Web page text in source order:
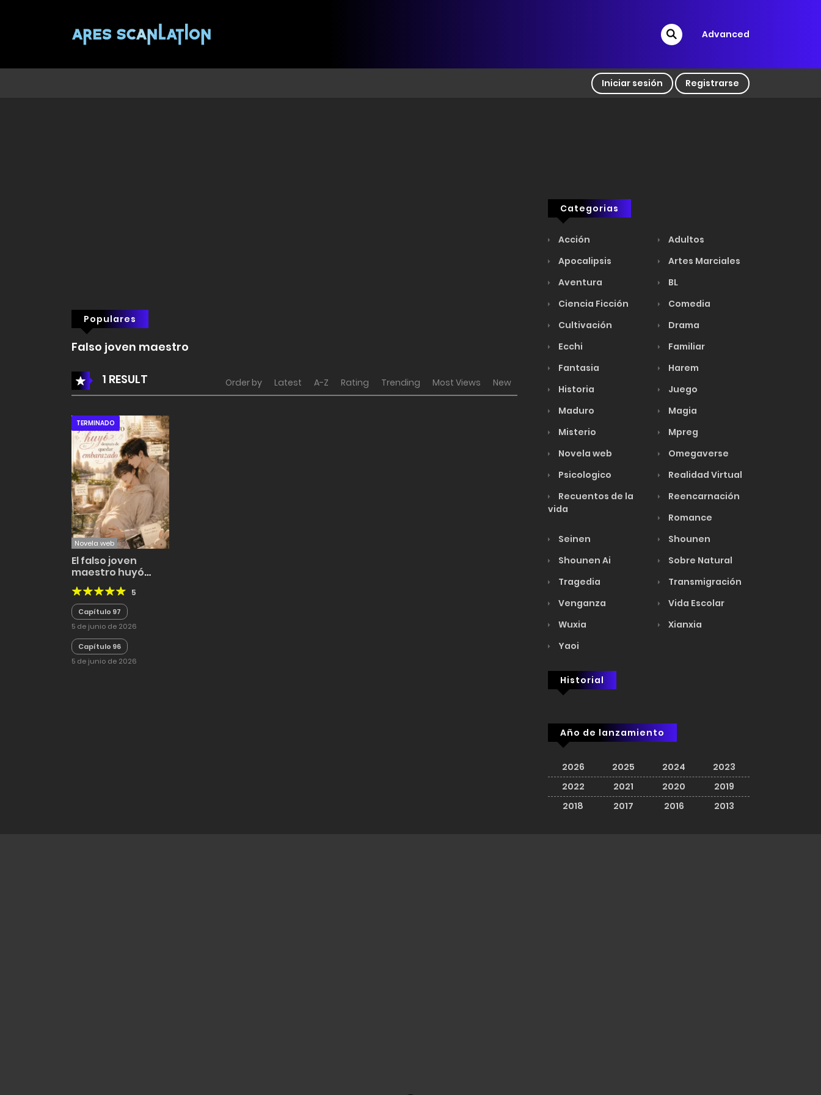
Advanced
Iniciar sesión Registrarse
Populares
Falso joven maestro
1 RESULT Order by Latest A-Z Rating Trending Most Views New
TERMINADO
Novela web
El falso joven
maestro huyó
después de
quedar
embarazado
5
Capítulo 97
5 de junio de 2026
Capítulo 96
5 de junio de 2026
Categorias
Acción
Adultos
Apocalipsis
Artes Marciales
Aventura
BL
Ciencia Ficción
Comedia
Cultivación
Drama
Ecchi
Familiar
Fantasia
Harem
Historia
Juego
Maduro
Magia
Misterio
Mpreg
Novela web
Omegaverse
Psicologico
Realidad Virtual
Recuentos de la
vida
Reencarnación
Romance
Seinen
Shounen
Shounen Ai
Sobre Natural
Tragedia
Transmigración
Venganza
Vida Escolar
Wuxia
Xianxia
Yaoi
Historial
Año de lanzamiento
2026 2025 2024
2023
2022
2021 2020
2019
2018
2017 2016 2013